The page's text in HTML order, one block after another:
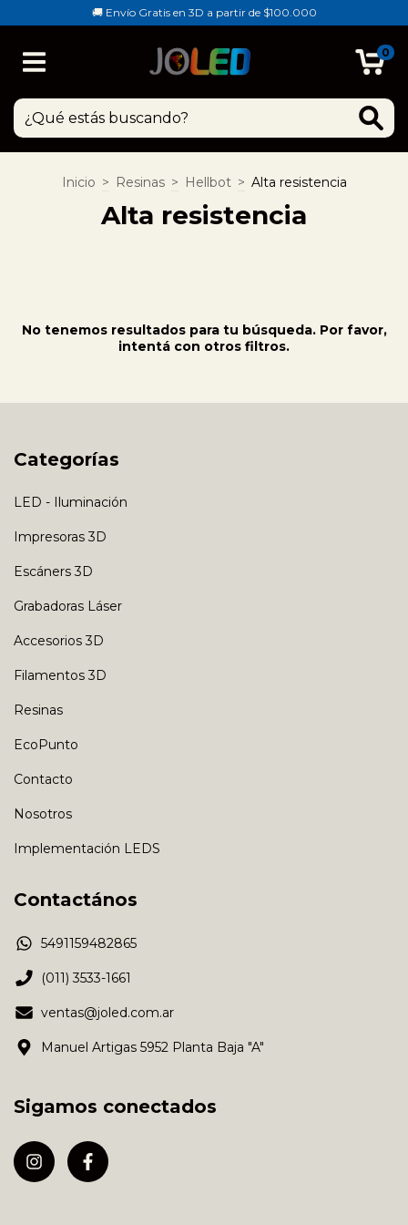
🚚 Envío Gratis en 3D a partir de $100.000
0
Inicio > Resinas > Hellbot > Alta resistencia
Alta resistencia
No tenemos resultados para tu búsqueda. Por favor,
intentá con otros filtros.
Categorías
LED - Iluminación
Impresoras 3D
Escáners 3D
Grabadoras Láser
Accesorios 3D
Filamentos 3D
Resinas
EcoPunto
Contacto
Nosotros
Implementación LEDS
Contactános
5491159482865
(011) 3533-1661
ventas@joled.com.ar
Manuel Artigas 5952 Planta Baja "A"
Sigamos conectados